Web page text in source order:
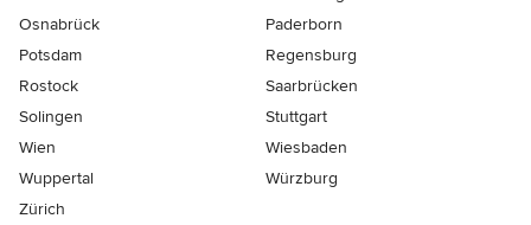
Osnabrück
Paderborn
Potsdam
Regensburg
Rostock
Saarbrücken
Solingen
Stuttgart
Wien
Wiesbaden
Wuppertal
Würzburg
Zürich